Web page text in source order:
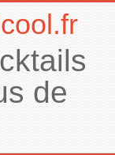
de